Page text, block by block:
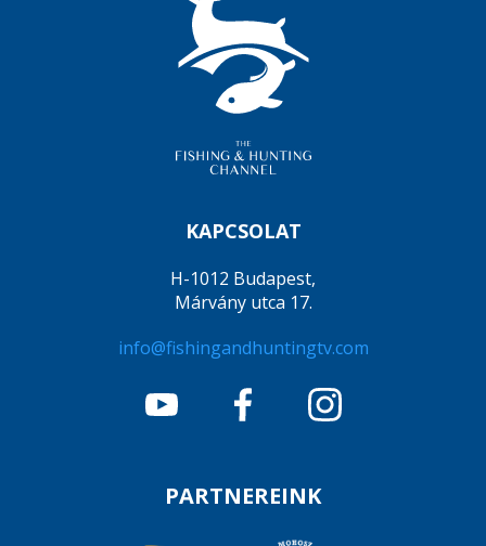
KAPCSOLAT
H-1012 Budapest,
Márvány utca 17.
info@fishingandhuntingtv.com
PARTNEREINK